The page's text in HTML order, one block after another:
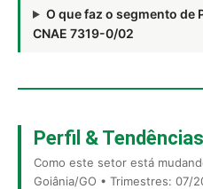
O que faz o segmento de
CNAE 7319-0/02
Perfil &
Como este setor está
Goiânia/GO • Trimestres: 07/